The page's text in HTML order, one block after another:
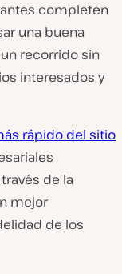
completen
una buena
recorrido sin
interesados y
rápido del sitio
de la
mejor
de los